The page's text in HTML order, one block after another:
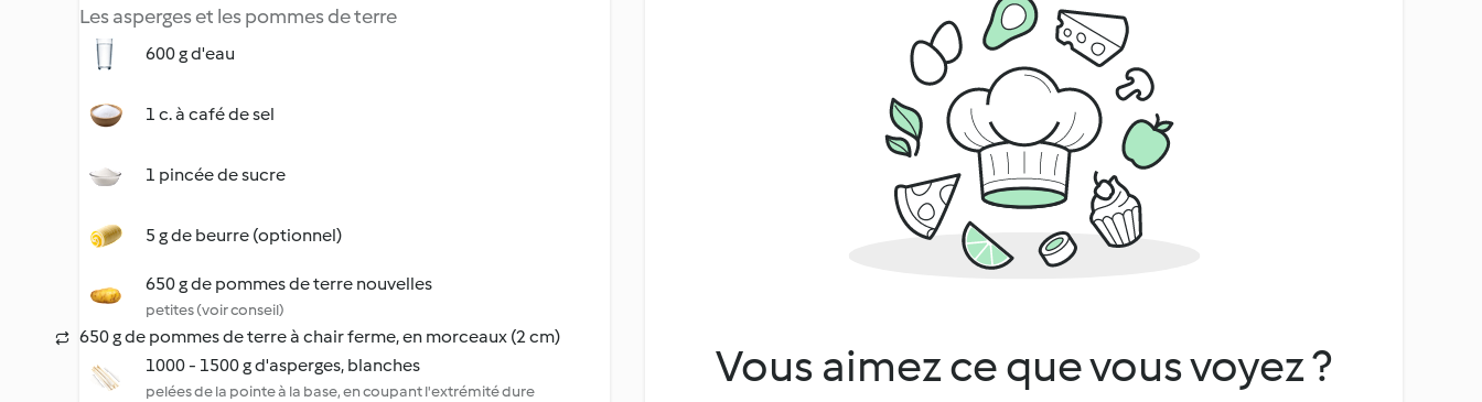
Les asperges et les pommes de terre
600 g d'eau
1 c. à café de sel
1 pincée de sucre
5 g de beurre (optionnel)
650 g de pommes de terre nouvelles
petites (voir conseil)
650 g de pommes de terre à chair ferme, en morceaux (2 cm)
1000 - 1500 g d'asperges, blanches
pelées de la pointe à la base, en coupant l'extrémité dure Vous aimez ce que vous voyez ?